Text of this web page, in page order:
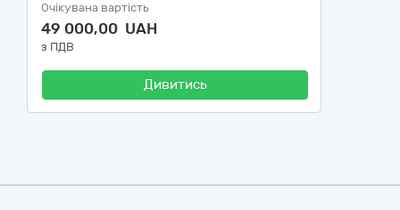
Очікувана вартість
49 000,00 UAH
з ПДВ
Дивитись